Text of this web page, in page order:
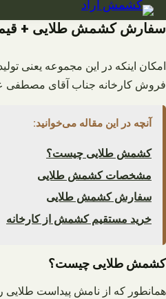
رفتن
به
سفارش کشمش طلایی +
امکان اینکه در این مجموعه یعنی
فروش کارخانه جناب آقای مصطفی
آنچه در این مقاله می‌خوانید:
کشمش طلایی چیست؟
مشخصات کشمش طلایی
سفارش کشمش طلایی
خرید مستقیم کشمش از کارخانه
کشمش طلایی چیست؟
همانطور که از نامش پیداست طلایی